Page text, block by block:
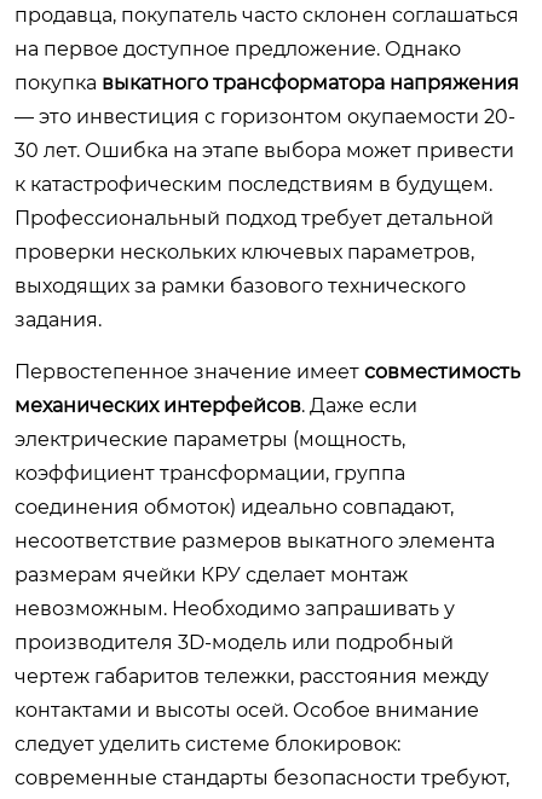
продавца, покупатель часто склонен соглашаться
на первое доступное предложение. Однако
покупка выкатного трансформатора напряжения
— это инвестиция с горизонтом окупаемости 20-
30 лет. Ошибка на этапе выбора может привести
к катастрофическим последствиям в будущем.
Профессиональный подход требует детальной
проверки нескольких ключевых параметров,
выходящих за рамки базового технического
задания.
Первостепенное значение имеет совместимость
механических интерфейсов. Даже если
электрические параметры (мощность,
коэффициент трансформации, группа
соединения обмоток) идеально совпадают,
несоответствие размеров выкатного элемента
размерам ячейки КРУ сделает монтаж
невозможным. Необходимо запрашивать у
производителя 3D-модель или подробный
чертеж габаритов тележки, расстояния между
контактами и высоты осей. Особое внимание
следует уделить системе блокировок:
современные стандарты безопасности требуют,